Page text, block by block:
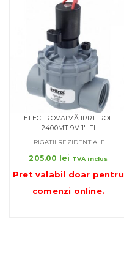
ELECTROVALVĂ IRRITROL
2400MT 9V 1″ FI
IRIGATII REZIDENTIALE
205.00 lei TVA inclus
Pret valabil doar pentru
comenzi online.